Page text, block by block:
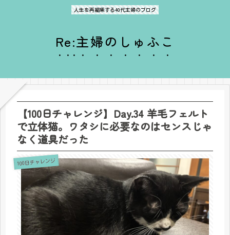
人生を再編集する40代主婦のブログ
Re:主婦のしゅふこ
【100日チャレンジ】Day.34 羊毛フェルト
で立体猫。ワタシに必要なのはセンスじゃ
なく道具だった
100日チャレンジ